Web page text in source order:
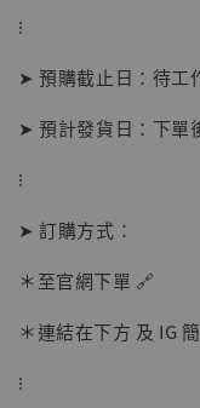
【店內現
摩 [7STARS
NT$ 1,500
⁝
➤ 預購截止日：待工
➤ 預計發貨日：下單
⁝
➤ 訂購方式：
＊至官網下單 🔗
＊連結在下方 及 IG
⁝